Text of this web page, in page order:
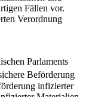
Fällen vor.
Verordnung
Parlaments
Beförderung
infizierter